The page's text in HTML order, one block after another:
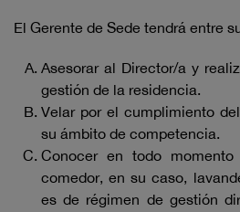
El Gerente de Sede tendrá entre
Asesorar al Director/a y
gestión de la residencia.
Velar por el cumplimiento
su ámbito de competencia.
Conocer en todo
comedor, en su caso,
es de régimen de gestión